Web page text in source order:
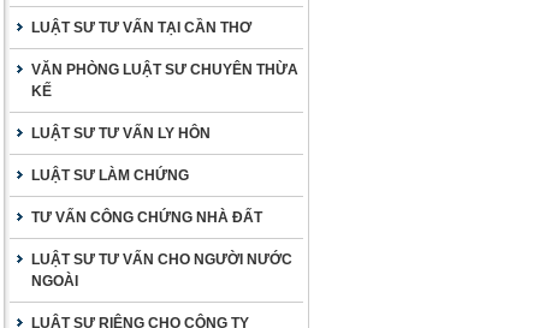
LUẬT SƯ TƯ VẤN TẠI CẦN THƠ
VĂN PHÒNG LUẬT SƯ CHUYÊN THỪA
KẾ
LUẬT SƯ TƯ VẤN LY HÔN
LUẬT SƯ LÀM CHỨNG
TƯ VẤN CÔNG CHỨNG NHÀ ĐẤT
LUẬT SƯ TƯ VẤN CHO NGƯỜI NƯỚC
NGOÀI
LUẬT SƯ RIÊNG CHO CÔNG TY